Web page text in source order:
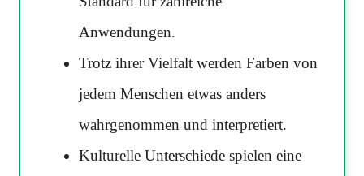
Anwendungen.
Trotz ihrer Vielfalt werden Farben von
jedem Menschen etwas anders
wahrgenommen und interpretiert.
Kulturelle Unterschiede spielen eine